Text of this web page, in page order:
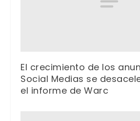
El crecimiento de los
Social Medias se
el informe de Warc